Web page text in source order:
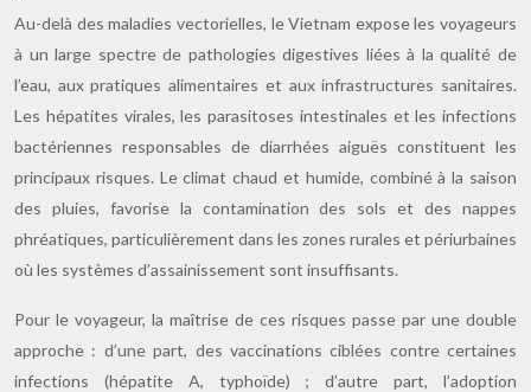
Au-delà des maladies vectorielles, le Vietnam expose les voyageurs
à un large spectre de pathologies digestives liées à la qualité de
l’eau, aux pratiques alimentaires et aux infrastructures sanitaires.
Les hépatites virales, les parasitoses intestinales et les infections
bactériennes responsables de diarrhées aiguës constituent les
principaux risques. Le climat chaud et humide, combiné à la saison
des pluies, favorise la contamination des sols et des nappes
phréatiques, particulièrement dans les zones rurales et périurbaines
où les systèmes d’assainissement sont insuffisants.
Pour le voyageur, la maîtrise de ces risques passe par une double
approche : d’une part, des vaccinations ciblées contre certaines
infections (hépatite A, typhoïde) ; d’autre part, l’adoption